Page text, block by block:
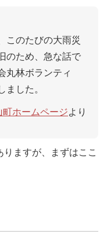
このたびの大雨災
のため、急な話で
丸林ボランティ
ました。
町ホームページより
ますが、まずはここ